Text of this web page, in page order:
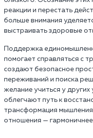
реакции и перестать
больше внимания
выстраивать здоровые
Поддержка
помогает справляться с
создают безопасное
переживаний и поиска
желание учиться у
облегчают путь к
трансформация
отношения —